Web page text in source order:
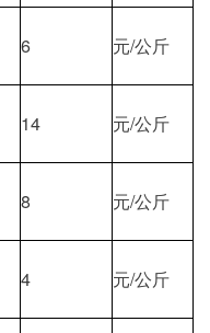
6 元/公斤
14 元/公斤
8 元/公斤
4 元/公斤